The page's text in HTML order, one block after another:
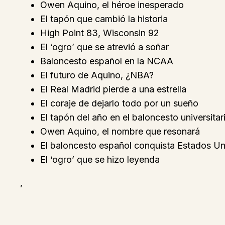
Owen Aquino, el héroe inesperado
El tapón que cambió la historia
High Point 83, Wisconsin 92
El ‘ogro’ que se atrevió a soñar
Baloncesto español en la NCAA
El futuro de Aquino, ¿NBA?
El Real Madrid pierde a una estrella
El coraje de dejarlo todo por un sueño
El tapón del año en el baloncesto
Owen Aquino, el nombre que resonará
El baloncesto español conquista Estados
El ‘ogro’ que se hizo leyenda
,